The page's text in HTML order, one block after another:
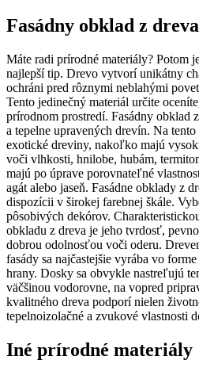
Fasádny obklad z dreva
Máte radi prírodné materiály? Potom
najlepší tip. Drevo vytvorí unikátny
ochráni pred rôznymi neblahými
Tento jedinečný materiál určite
prírodnom prostredí. Fasádny obklad
a tepelne upravených drevín. Na
exotické dreviny, nakoľko majú
voči vlhkosti, hnilobe, hubám,
majú po úprave porovnateľné
agát alebo jaseň. Fasádne obklady z
dispozícii v širokej farebnej škále.
pôsobivých dekórov.
obkladu z dreva je jeho tvrdosť,
dobrou odolnosťou voči oderu.
fasády sa najčastejšie vyrába vo
hrany. Dosky sa obvykle nastreľujú
väčšinou vodorovne, na vopred
kvalitného dreva podporí nielen
tepelnoizolačné a zvukové vlastnosti
Iné prírodné materiály